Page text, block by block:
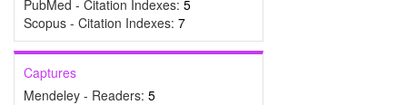
PubMed - Citation Indexes: 5
Scopus - Citation Indexes: 7
Captures
Mendeley - Readers: 5